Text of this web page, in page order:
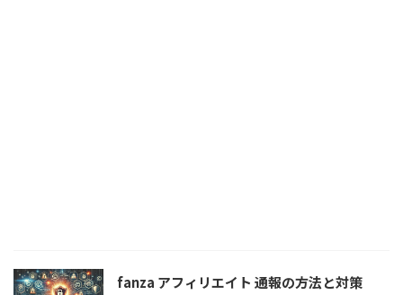
fanza アフィリエイト 通報の方法と対策